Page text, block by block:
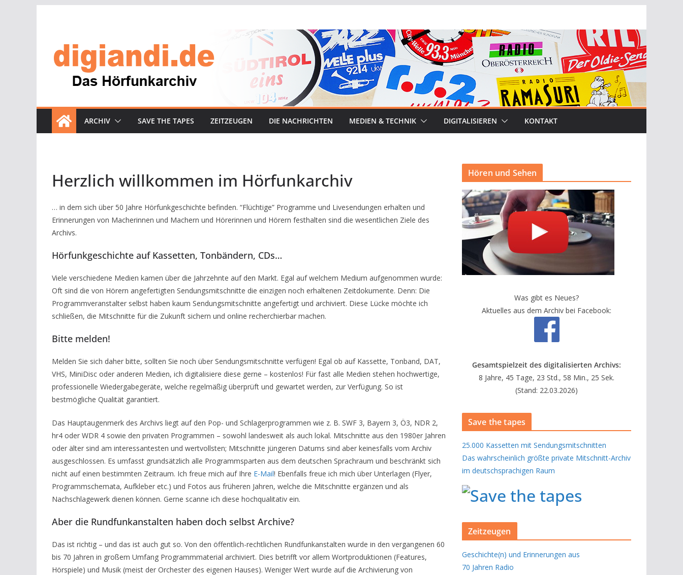
ARCHIV SAVE THE TAPES ZEITZEUGEN DIE NACHRICHTEN MEDIEN & TECHNIK DIGITALISIEREN KONTAKT
Herzlich willkommen im Hörfunkarchiv
… in dem sich über 50 Jahre Hörfunkgeschichte befinden. “Flüchtige” Programme und Livesendungen erhalten und
Erinnerungen von Macherinnen und Machern und Hörerinnen und Hörern festhalten sind die wesentlichen Ziele des
Archivs.
Hörfunkgeschichte auf Kassetten, Tonbändern, CDs…
Viele verschiedene Medien kamen über die Jahrzehnte auf den Markt. Egal auf welchem Medium aufgenommen wurde:
Oft sind die von Hörern angefertigten Sendungsmitschnitte die einzigen noch erhaltenen Zeitdokumente. Denn: Die
Programmveranstalter selbst haben kaum Sendungsmitschnitte angefertigt und archiviert. Diese Lücke möchte ich
schließen, die Mitschnitte für die Zukunft sichern und online recherchierbar machen.
Bitte melden!
Melden Sie sich daher bitte, sollten Sie noch über Sendungsmitschnitte verfügen! Egal ob auf Kassette, Tonband, DAT,
VHS, MiniDisc oder anderen Medien, ich digitalisiere diese gerne – kostenlos! Für fast alle Medien stehen hochwertige,
professionelle Wiedergabegeräte, welche regelmäßig überprüft und gewartet werden, zur Verfügung. So ist
bestmögliche Qualität garantiert.
Das Hauptaugenmerk des Archivs liegt auf den Pop- und Schlagerprogrammen wie z. B. SWF 3, Bayern 3, Ö3, NDR 2,
hr4 oder WDR 4 sowie den privaten Programmen – sowohl landesweit als auch lokal. Mitschnitte aus den 1980er Jahren
oder älter sind am interessantesten und wertvollsten; Mitschnitte jüngeren Datums sind aber keinesfalls vom Archiv
ausgeschlossen. Es umfasst grundsätzlich alle Programmsparten aus dem deutschen Sprachraum und beschränkt sich
nicht auf einen bestimmten Zeitraum. Ich freue mich auf Ihre E-Mail! Ebenfalls freue ich mich über Unterlagen (Flyer,
Programmschemata, Aufkleber etc.) und Fotos aus früheren Jahren, welche die Mitschnitte ergänzen und als
Nachschlagewerk dienen können. Gerne scanne ich diese hochqualitativ ein.
Aber die Rundfunkanstalten haben doch selbst Archive?
Das ist richtig – und das ist auch gut so. Von den öffentlich-rechtlichen Rundfunkanstalten wurde in den vergangenen 60
bis 70 Jahren in großem Umfang Programmmaterial archiviert. Dies betrifft vor allem Wortproduktionen (Features,
Hörspiele) und Musik (meist der Orchester des eigenen Hauses). Weniger Wert wurde auf die Archivierung von
Hören und Sehen
Was gibt es Neues?
Aktuelles aus dem Archiv bei Facebook:
Gesamtspielzeit des digitalisierten Archivs:
8 Jahre, 45 Tage, 23 Std., 58 Min., 25 Sek.
(Stand: 22.03.2026)
Save the tapes
25.000 Kassetten mit Sendungsmitschnitten
Das wahrscheinlich größte private Mitschnitt-Archiv
im deutschsprachigen Raum
Zeitzeugen
Geschichte(n) und Erinnerungen aus
70 Jahren Radio